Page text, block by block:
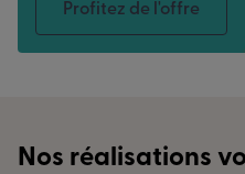
Profitez de l'offre
Nos réalisations